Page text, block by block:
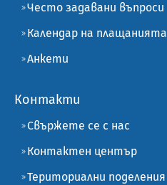
Често задавани въпроси
Календар на плащанията
Анкети
Контакти
Свържете се с нас
Контактен център
Териториални поделения